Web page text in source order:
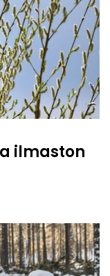
ilmaston